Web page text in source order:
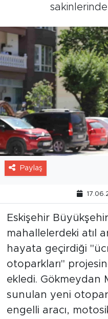
Paylaş
Eskişehir
mahallelerdeki atıl
hayata geçirdiği
otoparkları"
ekledi. Gökmeydan
sunulan yeni
engelli aracı,